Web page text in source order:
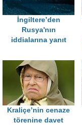
İngiltere’den
Rusya'nın
iddialarına yanıt
Kraliçe’nin cenaze
törenine davet